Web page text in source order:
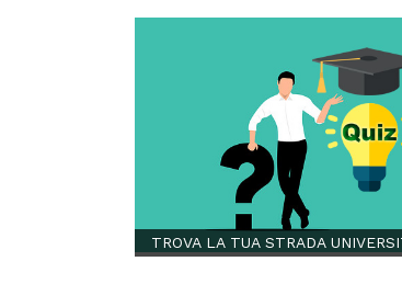
TROVA LA TUA STRADA